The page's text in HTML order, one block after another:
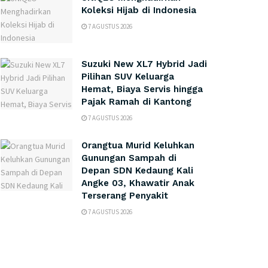
Koleksi Hijab di Indonesia
7 AGUSTUS 2026
Suzuki New XL7 Hybrid Jadi
Pilihan SUV Keluarga
Hemat, Biaya Servis hingga
Pajak Ramah di Kantong
7 AGUSTUS 2026
Orangtua Murid Keluhkan
Gunungan Sampah di
Depan SDN Kedaung Kali
Angke 03, Khawatir Anak
Terserang Penyakit
7 AGUSTUS 2026